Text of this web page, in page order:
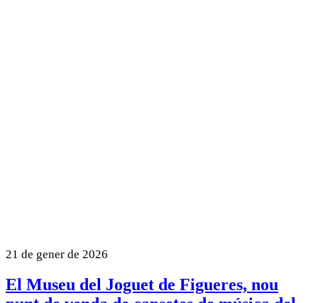
21 de gener de 2026
El Museu del Joguet de Figueres, nou